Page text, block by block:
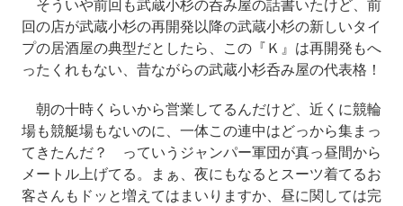
そういや前回も武蔵小杉の呑み屋の話書いたけど、前
回の店が武蔵小杉の再開発以降の武蔵小杉の新しいタイ
プの居酒屋の典型だとしたら、この『Ｋ』は再開発もへ
ったくれもない、昔ながらの武蔵小杉呑み屋の代表格！
朝の十時くらいから営業してるんだけど、近くに競輪
場も競艇場もないのに、一体この連中はどっから集まっ
てきたんだ？ っていうジャンパー軍団が真っ昼間から
メートル上げてる。まぁ、夜にもなるとスーツ着てるお
客さんもドッと増えてはまいりますか、昼に関しては完